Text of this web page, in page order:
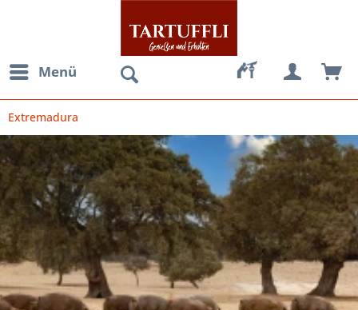
Menü
Extremadura